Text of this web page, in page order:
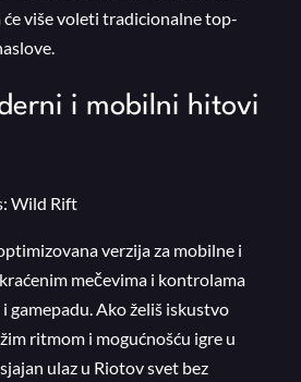
će više voleti tradicionalne top-
i mobilni hitovi
Wild Rift
verzija za mobilne i
mečevima i kontrolama
gamepadu. Ako želiš iskustvo
ritmom i mogućnošću igre u
ulaz u Riotov svet bez